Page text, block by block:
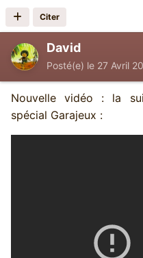
Citer
David
Posté(e) le 27 Avril
Nouvelle vidéo : la
spécial Garajeux :